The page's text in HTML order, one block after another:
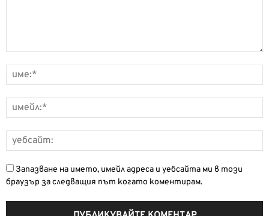
Запазване на името, имейл адреса и уебсайта ми в този
браузър за следващия път когато коментирам.